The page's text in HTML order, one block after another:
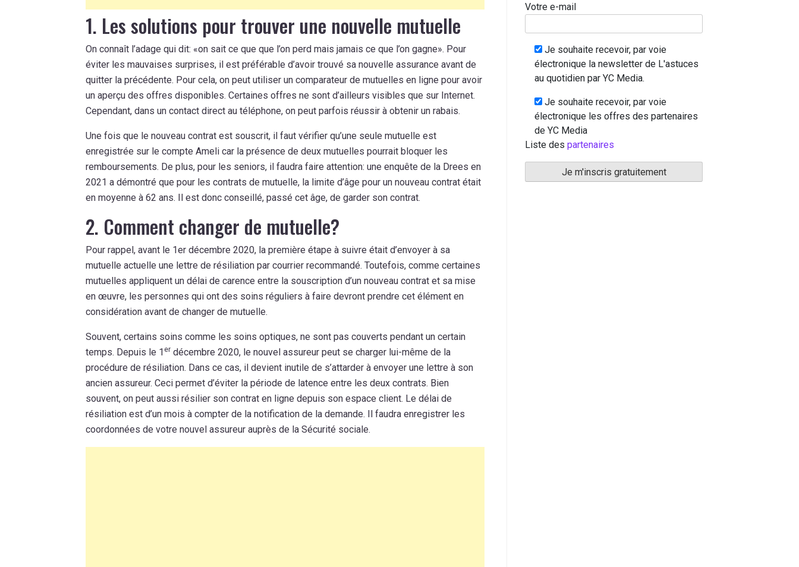
1. Les solutions pour trouver une nouvelle mutuelle
On connaît l’adage qui dit: «on sait ce que que l’on perd mais jamais ce que l’on gagne». Pour
éviter les mauvaises surprises, il est préférable d’avoir trouvé sa nouvelle assurance avant de
quitter la précédente. Pour cela, on peut utiliser un comparateur de mutuelles en ligne pour avoir
un aperçu des offres disponibles. Certaines offres ne sont d’ailleurs visibles que sur Internet.
Cependant, dans un contact direct au téléphone, on peut parfois réussir à obtenir un rabais.
Une fois que le nouveau contrat est souscrit, il faut vérifier qu’une seule mutuelle est
enregistrée sur le compte Ameli car la présence de deux mutuelles pourrait bloquer les
remboursements. De plus, pour les seniors, il faudra faire attention: une enquête de la Drees en
2021 a démontré que pour les contrats de mutuelle, la limite d’âge pour un nouveau contrat était
en moyenne à 62 ans. Il est donc conseillé, passé cet âge, de garder son contrat.
2. Comment changer de mutuelle?
Pour rappel, avant le 1er décembre 2020, la première étape à suivre était d’envoyer à sa
mutuelle actuelle une lettre de résiliation par courrier recommandé. Toutefois, comme certaines
mutuelles appliquent un délai de carence entre la souscription d’un nouveau contrat et sa mise
en œuvre, les personnes qui ont des soins réguliers à faire devront prendre cet élément en
considération avant de changer de mutuelle.
Souvent, certains soins comme les soins optiques, ne sont pas couverts pendant un certain
temps. Depuis le 1 er décembre 2020, le nouvel assureur peut se charger lui-même de la
procédure de résiliation. Dans ce cas, il devient inutile de s’attarder à envoyer une lettre à son
ancien assureur. Ceci permet d’éviter la période de latence entre les deux contrats. Bien
souvent, on peut aussi résilier son contrat en ligne depuis son espace client. Le délai de
résiliation est d’un mois à compter de la notification de la demande. Il faudra enregistrer les
coordonnées de votre nouvel assureur auprès de la Sécurité sociale.
Votre e-mail
Je souhaite recevoir, par voie
électronique la newsletter de L'astuces
au quotidien par YC Media.
Je souhaite recevoir, par voie
électronique les offres des partenaires
de YC Media
Liste des partenaires